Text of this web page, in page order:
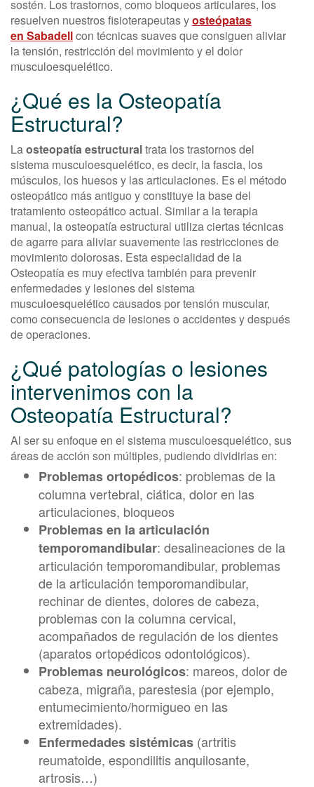
sostén. Los trastornos, como bloqueos articulares, los
resuelven nuestros fisioterapeutas yosteópatas
en Sabadellcon técnicas suaves que consiguen aliviar
la tensión, restricción del movimiento y el dolor
musculoesquelético.
¿Qué es la Osteopatía
Estructural?
Laosteopatía estructuraltrata los trastornos del
sistema musculoesquelético, es decir, la fascia, los
músculos, los huesos y las articulaciones. Es el método
osteopático más antiguo y constituye la base del
tratamiento osteopático actual. Similar a la terapia
manual, la osteopatía estructural utiliza ciertas técnicas
de agarre para aliviar suavemente las restricciones de
movimiento dolorosas. Esta especialidad de la
Osteopatía es muy efectiva también para prevenir
enfermedades y lesiones del sistema
musculoesquelético causados por tensión muscular,
como consecuencia de lesiones o accidentes y después
de operaciones.
¿Qué patologías o lesiones
intervenimos con la
Osteopatía Estructural?
Al ser su enfoque en el sistema musculoesquelético, sus
áreas de acción son múltiples, pudiendo dividirlas en:
Problemas ortopédicos: problemas de la
columna vertebral, ciática, dolor en las
articulaciones, bloqueos
Problemas en la articulación
temporomandibular: desalineaciones de la
articulación temporomandibular, problemas
de la articulación temporomandibular,
rechinar de dientes, dolores de cabeza,
problemas con la columna cervical,
acompañados de regulación de los dientes
(aparatos ortopédicos odontológicos).
Problemas neurológicos: mareos, dolor de
cabeza, migraña, parestesia (por ejemplo,
entumecimiento/hormigueo en las
extremidades).
Enfermedades sistémicas (artritis
reumatoide, espondilitis anquilosante,
artrosis…)